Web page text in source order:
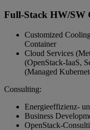
Full-Stack HW/SW
Customized
Container
Cloud Services
(OpenStack-IaaS,
(Managed
Consulting:
Energieeffizienz-
Business
OpenStack-